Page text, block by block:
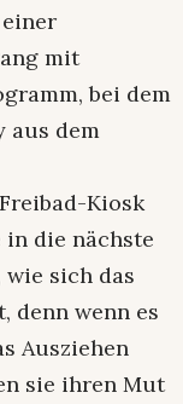
mit
bei dem
aus dem
Kiosk
die nächste
sich das
denn wenn es
Ausziehen
sie ihren Mut